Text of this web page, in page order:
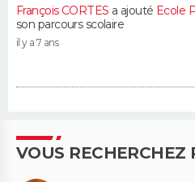
François CORTES a ajouté Ecole
son parcours scolaire
il y a 7 ans
VOUS RECHERCHEZ